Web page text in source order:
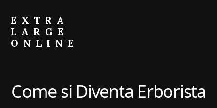
primary
sidebar
content
EXTRA
LARGE
ONLINE
il
Portafoglio
Come si Diventa Erborista